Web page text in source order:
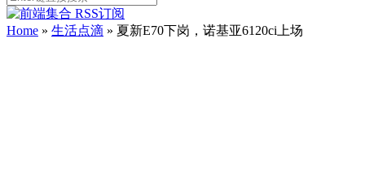
Home » 生活点滴 » 夏新E70下岗，诺基亚6120ci上场